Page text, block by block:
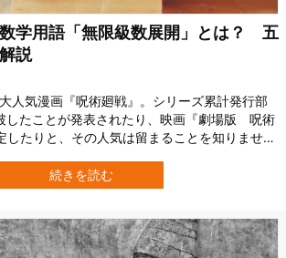
学用語「無限級数展開」とは？ 五
説
人気漫画『呪術廻戦』。シリーズ累計発行部
したことが発表されたり、映画『劇場版 呪術
したりと、その人気は留まることを知りませ
ご存知ですか？ 今回は、『呪術廻戦』と関連
紹介します！ ※本記事は『呪術廻戦』のネタ
続きを読む